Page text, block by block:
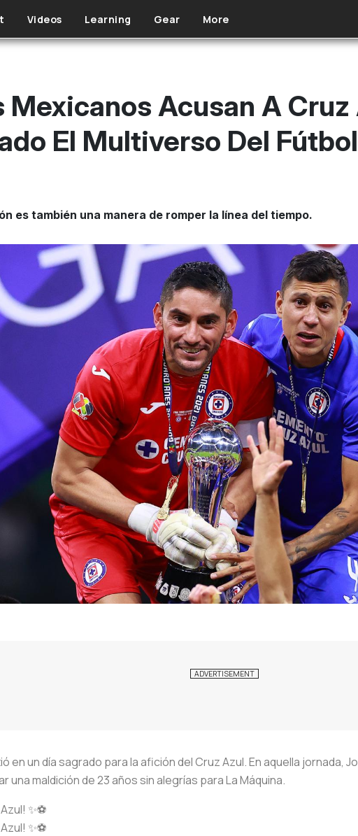
Videos Learning Gear More
Acusan A Cruz
El Multiverso Del Fútbol
es también una manera de romper la línea del tiempo.
en un día sagrado para la afición del Cruz Azul. En aquella jornada,
una maldición de 23 años sin alegrías para La Máquina.
✨⚽️
✨⚽️